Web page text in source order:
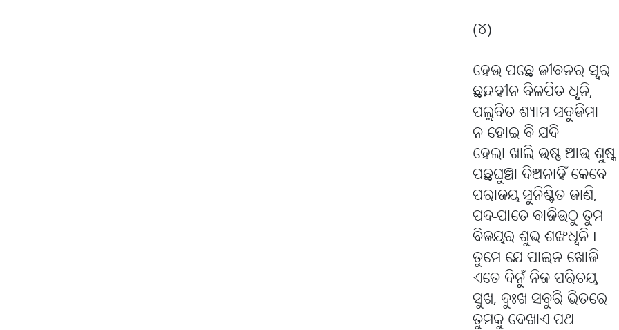
(୪)
ହେଉ ପଛେ ଜୀବନର ସ୍ୱର
ଛନ୍ଦହୀନ ବିଳପିତ ଧ୍ୱନି,
ପଲ୍ଲବିତ ଶ୍ୟାମ ସବୁଜିମା
ନ ହୋଇ ବି ଯଦି
ହେଲା ଖାଲି ଉଷ୍ଣ ଆଉ
ପଛଘୁଞ୍ଚା ଦିଅନାହିଁ କେବେ
ପରାଜୟ ସୁନିଶ୍ଚିତ ଜାଣି,
ପଦ-ପାତେ ବାଜିଉଠୁ ତୁମ
ବିଜୟର ଶୁଭ ଶଙ୍ଖଧ୍ୱନି I
ତୁମେ ଯେ ପାଇନ ଖୋଜି
ଏତେ ଦିନୁଁ ନିଜ ପରିଚୟ,
ସୁଖ, ଦୁଃଖ ସବୁରି ଭିତରେ
ତୁମକୁ ଦେଖାଏ ପଥ